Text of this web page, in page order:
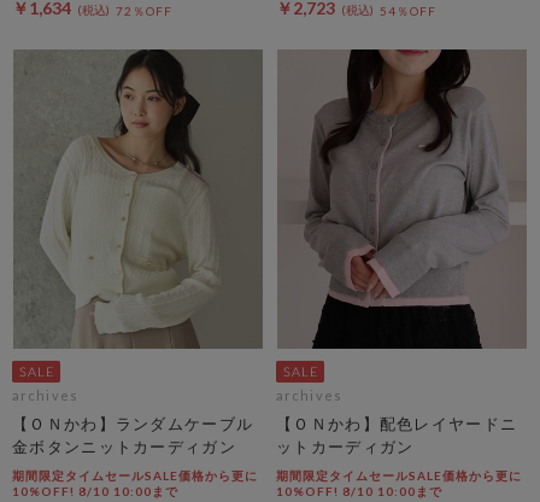
￥1,634 72％OFF ￥2,723 54％OFF
archives
【ＯＮかわ】ランダムケーブル
金ボタンニットカーディガン
期間限定タイムセールSALE価格から更に
10%OFF! 8/10 10:00まで
archives
【ＯＮかわ】配色レイヤードニ
ットカーディガン
期間限定タイムセールSALE価格から更に
10%OFF! 8/10 10:00まで